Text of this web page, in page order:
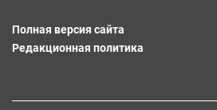
Полная версия сайта
Редакционная политика